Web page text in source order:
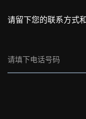
请留下您的联系方式